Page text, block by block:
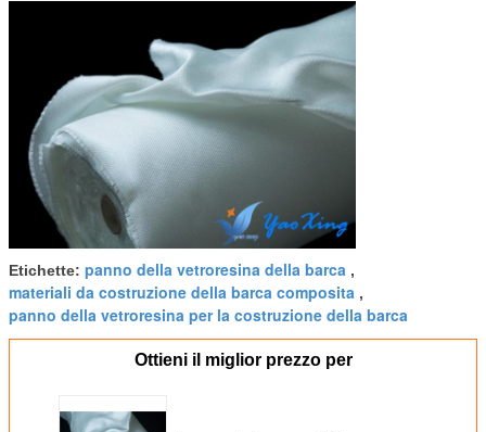
Etichette: panno della vetroresina della barca ,
materiali da costruzione della barca composita ,
panno della vetroresina per la costruzione della barca
Ottieni il miglior prezzo per